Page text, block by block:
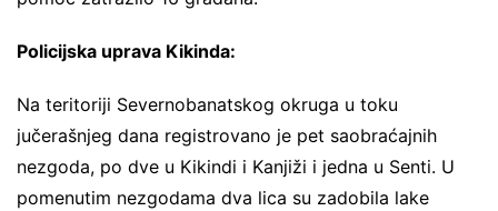
Policijska uprava Kikinda:
Na teritoriji Severnobanatskog okruga u toku
jučerašnjeg dana registrovano je pet saobraćajnih
nezgoda, po dve u Kikindi i Kanjiži i jedna u Senti. U
pomenutim nezgodama dva lica su zadobila lake